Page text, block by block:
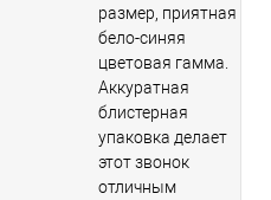
размер, приятная
бело-синяя
цветовая гамма.
Аккуратная
блистерная
упаковка делает
этот звонок
отличным